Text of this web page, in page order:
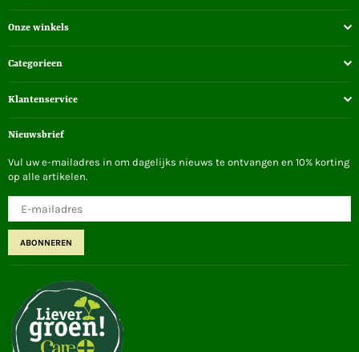
Onze winkels
Categorieen
Klantenservice
Nieuwsbrief
Vul uw e-mailadres in om dagelijks nieuws te ontvangen en 10% korting
op alle artikelen.
ABONNEREN